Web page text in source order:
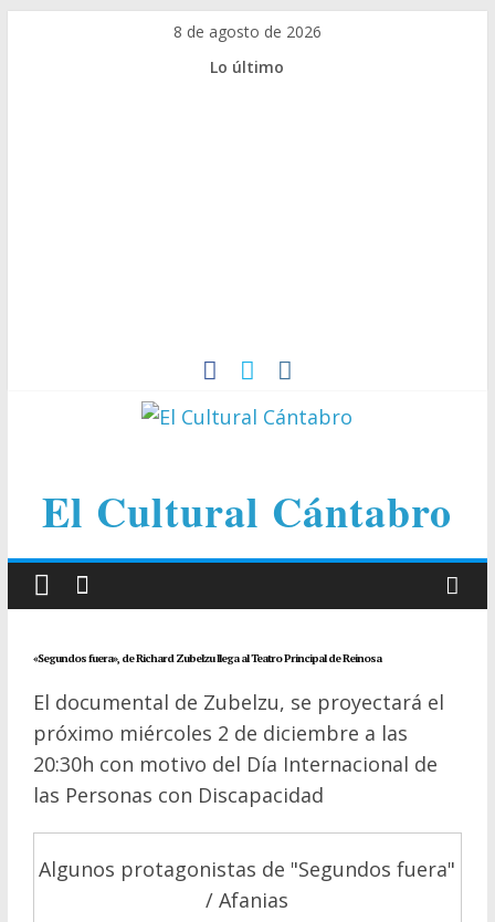
8 de agosto de 2026
Lo último
El Cultural Cántabro
«Segundos fuera», de Richard Zubelzu llega al Teatro Principal de Reinosa
El documental de Zubelzu, se proyectará el
próximo miércoles 2 de diciembre a las
20:30h con motivo del Día Internacional de
las Personas con Discapacidad
Algunos protagonistas de "Segundos fuera"
/ Afanias